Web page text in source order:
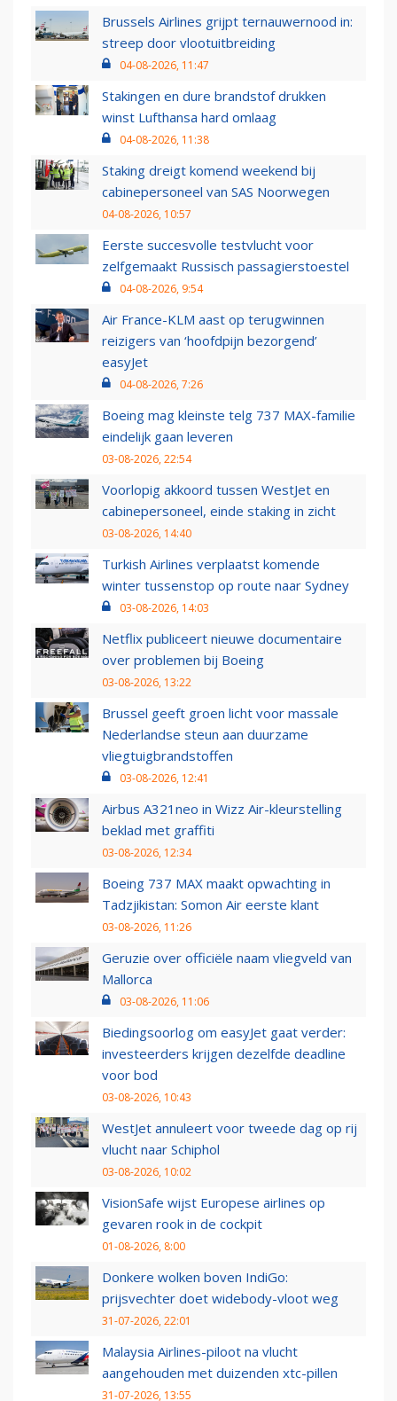
Brussels Airlines grijpt ternauwernood in:
streep door vlootuitbreiding
04-08-2026, 11:47
Stakingen en dure brandstof drukken
winst Lufthansa hard omlaag
04-08-2026, 11:38
Staking dreigt komend weekend bij
cabinepersoneel van SAS Noorwegen
04-08-2026, 10:57
Eerste succesvolle testvlucht voor
zelfgemaakt Russisch passagierstoestel
04-08-2026, 9:54
Air France-KLM aast op terugwinnen
reizigers van ‘hoofdpijn bezorgend’
easyJet
04-08-2026, 7:26
Boeing mag kleinste telg 737 MAX-familie
eindelijk gaan leveren
03-08-2026, 22:54
Voorlopig akkoord tussen WestJet en
cabinepersoneel, einde staking in zicht
03-08-2026, 14:40
Turkish Airlines verplaatst komende
winter tussenstop op route naar Sydney
03-08-2026, 14:03
Netflix publiceert nieuwe documentaire
over problemen bij Boeing
03-08-2026, 13:22
Brussel geeft groen licht voor massale
Nederlandse steun aan duurzame
vliegtuigbrandstoffen
03-08-2026, 12:41
Airbus A321neo in Wizz Air-kleurstelling
beklad met graffiti
03-08-2026, 12:34
Boeing 737 MAX maakt opwachting in
Tadzjikistan: Somon Air eerste klant
03-08-2026, 11:26
Geruzie over officiële naam vliegveld van
Mallorca
03-08-2026, 11:06
Biedingsoorlog om easyJet gaat verder:
investeerders krijgen dezelfde deadline
voor bod
03-08-2026, 10:43
WestJet annuleert voor tweede dag op rij
vlucht naar Schiphol
03-08-2026, 10:02
VisionSafe wijst Europese airlines op
gevaren rook in de cockpit
01-08-2026, 8:00
Donkere wolken boven IndiGo:
prijsvechter doet widebody-vloot weg
31-07-2026, 22:01
Malaysia Airlines-piloot na vlucht
aangehouden met duizenden xtc-pillen
31-07-2026, 13:55